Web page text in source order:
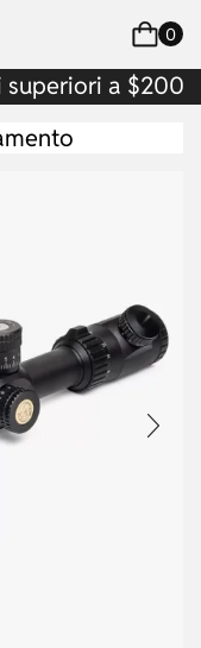
0
a $200